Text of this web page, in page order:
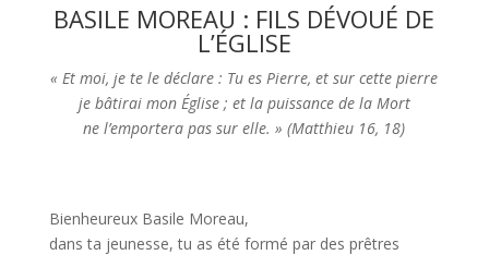
BASILE MOREAU : FILS DÉVOUÉ DE
L’ÉGLISE
« Et moi, je te le déclare : Tu es Pierre, et sur cette pierre
je bâtirai mon Église ; et la puissance de la Mort
ne l’emportera pas sur elle. » (Matthieu 16, 18)
Bienheureux Basile Moreau,
dans ta jeunesse, tu as été formé par des prêtres